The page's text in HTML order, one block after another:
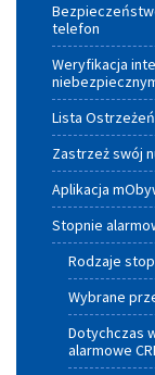
telefon
Weryfikacja
Lista
Zastrzeż swój
Aplikacja
Stopnie
Rodzaje
Wybrane
Dotychczas
alarmowe